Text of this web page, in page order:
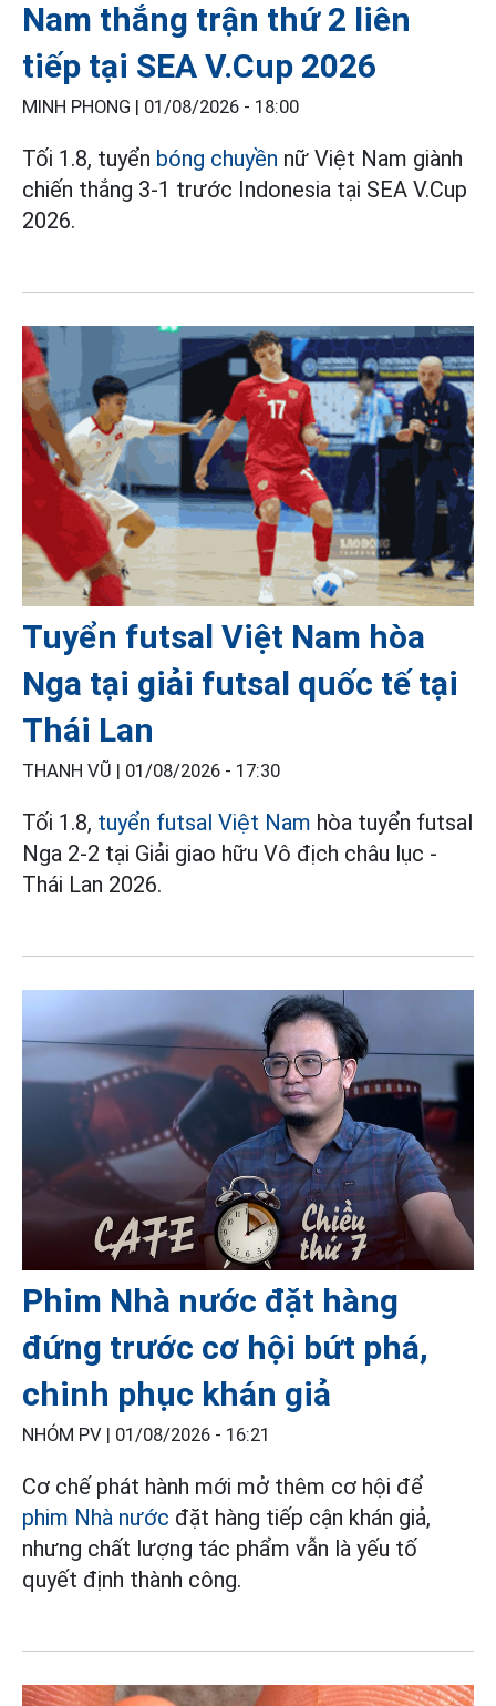
Nam thắng trận thứ 2 liên
tiếp tại SEA V.Cup 2026
MINH PHONG | 01/08/2026 - 18:00
Tối 1.8, tuyển bóng chuyền nữ Việt Nam giành
chiến thắng 3-1 trước Indonesia tại SEA V.Cup
2026.
Tuyển futsal Việt Nam hòa
Nga tại giải futsal quốc tế tại
Thái Lan
THANH VŨ | 01/08/2026 - 17:30
Tối 1.8, tuyển futsal Việt Nam hòa tuyển futsal
Nga 2-2 tại Giải giao hữu Vô địch châu lục -
Thái Lan 2026.
Phim Nhà nước đặt hàng
đứng trước cơ hội bứt phá,
chinh phục khán giả
NHÓM PV | 01/08/2026 - 16:21
Cơ chế phát hành mới mở thêm cơ hội để
phim Nhà nước đặt hàng tiếp cận khán giả,
nhưng chất lượng tác phẩm vẫn là yếu tố
quyết định thành công.